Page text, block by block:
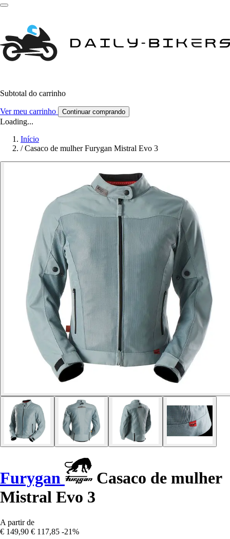
Subtotal do carrinho
Ver meu carrinho Continuar comprando
Loading...
Início
/ Casaco de mulher Furygan Mistral Evo 3
Furygan
Casaco de mulher
Mistral Evo 3
A partir de
€ 149,90 € 117,85 -21%